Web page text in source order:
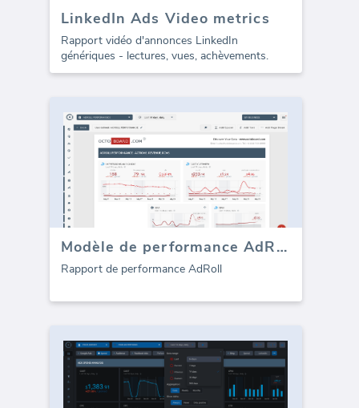
LinkedIn Ads Video metrics
Rapport vidéo d'annonces LinkedIn
génériques - lectures, vues, achèvements.
Modèle de performance AdRoll (Rapport)
Rapport de performance AdRoll